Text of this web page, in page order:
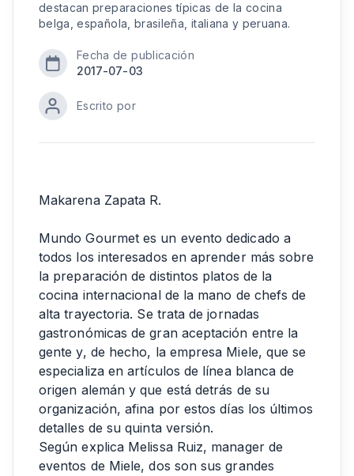
destacan preparaciones típicas de la cocina
belga, española, brasileña, italiana y peruana.
Fecha de publicación
2017-07-03
Escrito por
Makarena Zapata R.
Mundo Gourmet es un evento dedicado a
todos los interesados en aprender más sobre
la preparación de distintos platos de la
cocina internacional de la mano de chefs de
alta trayectoria. Se trata de jornadas
gastronómicas de gran aceptación entre la
gente y, de hecho, la empresa Miele, que se
especializa en artículos de línea blanca de
origen alemán y que está detrás de su
organización, afina por estos días los últimos
detalles de su quinta versión.
Según explica Melissa Ruiz, manager de
eventos de Miele, dos son sus grandes